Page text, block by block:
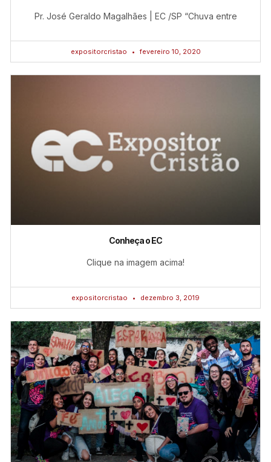
Pr. José Geraldo Magalhães | EC /SP “Chuva entre
expositorcristao fevereiro 10, 2020
Conheça o EC
Clique na imagem acima!
expositorcristao dezembro 3, 2019